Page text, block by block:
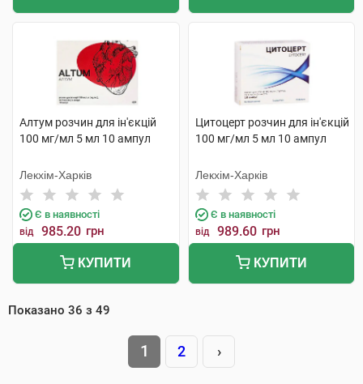
Алтум розчин для ін'єкцій
100 мг/мл 5 мл 10 ампул
Лекхім-Харків
Є в наявності
від 985.20 грн
КУПИТИ
Цитоцерт розчин для ін'єкцій
100 мг/мл 5 мл 10 ампул
Лекхім-Харків
Є в наявності
від 989.60 грн
КУПИТИ
Показано 36 з 49
1 2 ›